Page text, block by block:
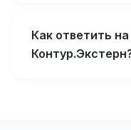
Как ответить